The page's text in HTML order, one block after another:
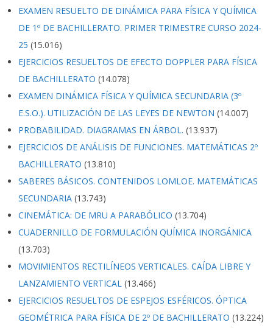
EXAMEN RESUELTO DE DINÁMICA PARA FÍSICA Y QUÍMICA
DE 1º DE BACHILLERATO. PRIMER TRIMESTRE CURSO 2024-
25 (15.016)
EJERCICIOS RESUELTOS DE EFECTO DOPPLER PARA FÍSICA
DE BACHILLERATO (14.078)
EXAMEN DINÁMICA FÍSICA Y QUÍMICA SECUNDARIA (3º
E.S.O.). UTILIZACIÓN DE LAS LEYES DE NEWTON (14.007)
PROBABILIDAD. DIAGRAMAS EN ÁRBOL. (13.937)
EJERCICIOS DE ANÁLISIS DE FUNCIONES. MATEMÁTICAS 2º
BACHILLERATO (13.810)
SABERES BÁSICOS. CONTENIDOS LOMLOE. MATEMÁTICAS
SECUNDARIA (13.743)
CINEMÁTICA: DE MRU A PARABÓLICO (13.704)
CUADERNILLO DE FORMULACIÓN QUÍMICA INORGÁNICA
(13.703)
MOVIMIENTOS RECTILÍNEOS VERTICALES. CAÍDA LIBRE Y
LANZAMIENTO VERTICAL (13.466)
EJERCICIOS RESUELTOS DE ESPEJOS ESFÉRICOS. ÓPTICA
GEOMÉTRICA PARA FÍSICA DE 2º DE BACHILLERATO (13.224)